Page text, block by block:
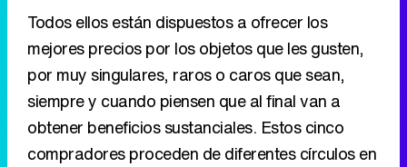
Todos ellos están dispuestos a ofrecer los
mejores precios por los objetos que les gusten,
por muy singulares, raros o caros que sean,
siempre y cuando piensen que al final van a
obtener beneficios sustanciales. Estos cinco
compradores proceden de diferentes círculos en